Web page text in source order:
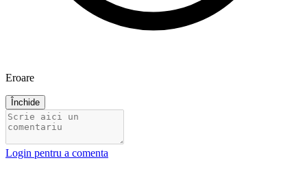
Eroare
Închide
Login pentru a comenta